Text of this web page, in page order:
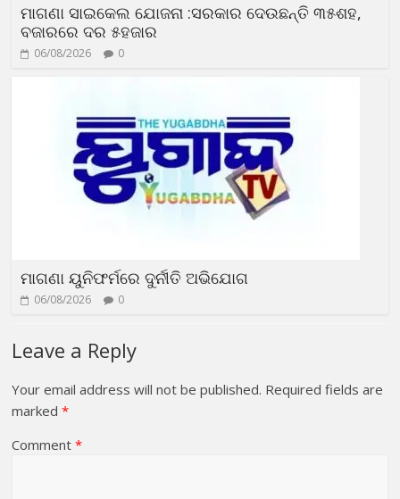
ମାଗଣା ସାଇକେଲ ଯୋଜନା :ସରକାର ଦେଉଛନ୍ତି ୩୫ଶହ,
ବଜାରରେ ଦର ୫ହଜାର
06/08/2026 0
ମାଗଣା ୟୁନିଫର୍ମରେ ଦୁର୍ନୀତି ଅଭିଯୋଗ
06/08/2026 0
Leave a Reply
Your email address will not be published. Required fields are
marked*
Comment*